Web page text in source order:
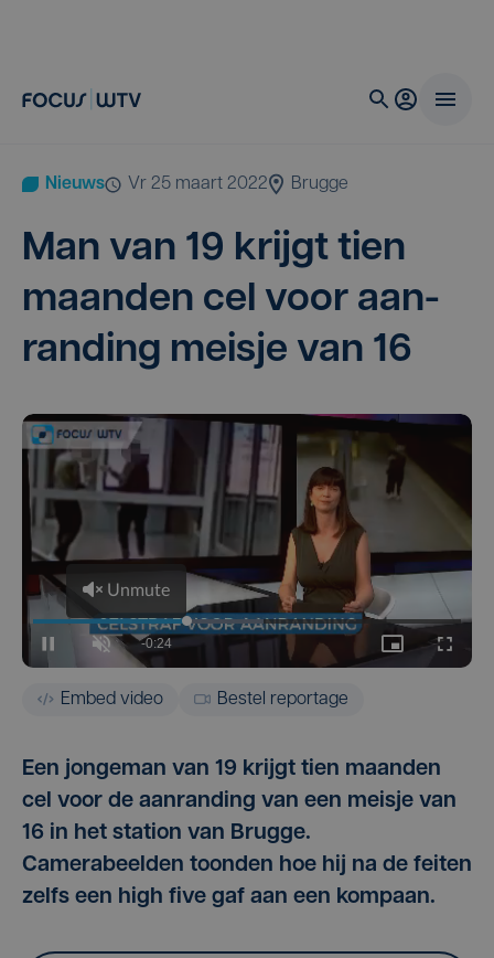
Nieuws vr 25 maart 2022 Brugge
Man van 19 krijgt tien
maan­den cel voor aan­
ran­ding meis­je van 16
Embed video Bestel reportage
Een jongeman van 19 krijgt tien maanden
cel voor de aanranding van een meisje van
16 in het station van Brugge.
Camerabeelden toonden hoe hij na de feiten
zelfs een high five gaf aan een kompaan.